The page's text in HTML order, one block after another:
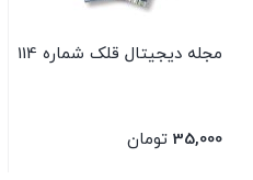
مجله دیجیتال قلک شماره 114
35,000 تومان